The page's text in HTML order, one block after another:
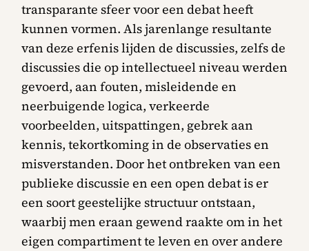
transparante sfeer voor een debat heeft
kunnen vormen. Als jarenlange resultante
van deze erfenis lijden de discussies, zelfs de
discussies die op intellectueel niveau werden
gevoerd, aan fouten, misleidende en
neerbuigende logica, verkeerde
voorbeelden, uitspattingen, gebrek aan
kennis, tekortkoming in de observaties en
misverstanden. Door het ontbreken van een
publieke discussie en een open debat is er
een soort geestelijke structuur ontstaan,
waarbij men eraan gewend raakte om in het
eigen compartiment te leven en over andere